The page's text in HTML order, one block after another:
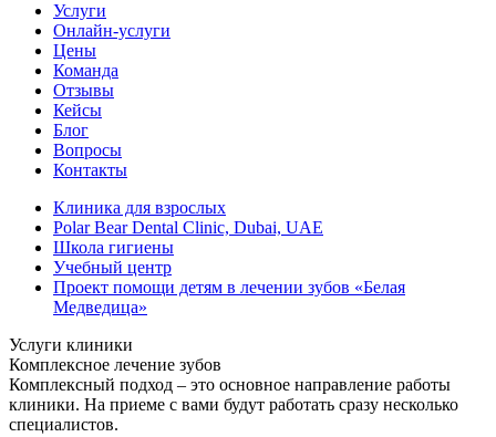
Услуги
Онлайн-услуги
Цены
Команда
Отзывы
Кейсы
Блог
Вопросы
Контакты
Клиника для взрослых
Polar Bear Dental Clinic, Dubai, UAE
Школа гигиены
Учебный центр
Проект помощи детям в лечении зубов «Белая
Медведица»
Услуги клиники
Комплексное лечение зубов
Комплексный подход – это основное направление работы
клиники. На приеме с вами будут работать сразу несколько
специалистов.